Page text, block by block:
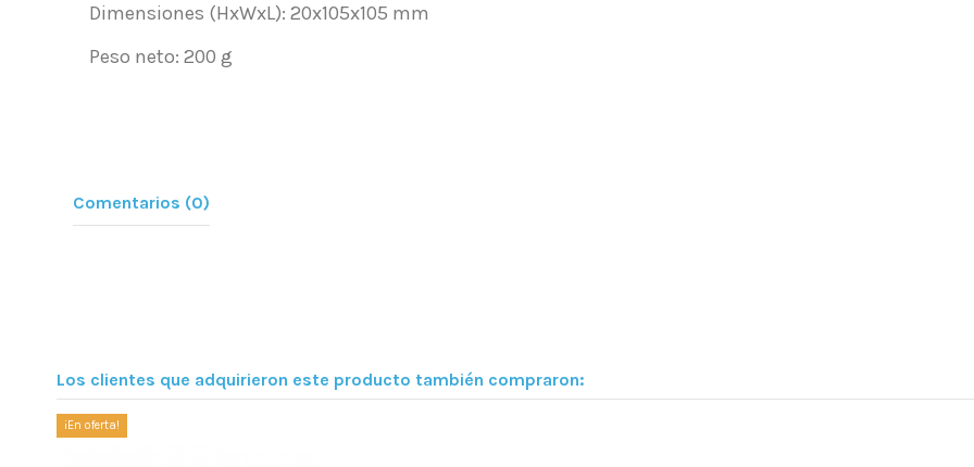
Dimensiones (HxWxL): 20x105x105 mm
Peso neto: 200 g
Comentarios (0)
Los clientes que adquirieron este producto también compraron:
¡En oferta!